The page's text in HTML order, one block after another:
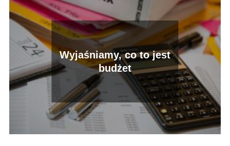
Wyjaśniamy, co to jest
budżet